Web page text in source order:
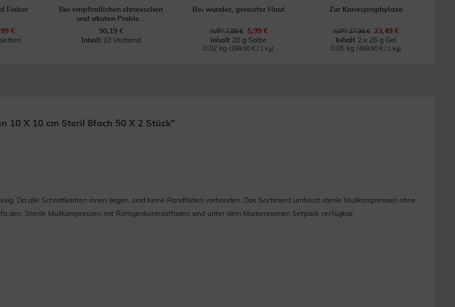
Fieber
€
Bei empfindlichen chronischen
und akuten Proble...
90,19 €
Inhalt 10 Verband
Bei wunder, gereizter Haut
AVP* 7,89 €
5,99 €
Inhalt 20 g Salbe
0.02 kg (299,50 € / 1 kg)
Zur Kariesprophylaxe
AVP* 37,96 €
23,49 €
Inhalt 2 x 25 g Gel
0.05 kg (469,80 € / 1 kg)
10 X 10 cm Steril 8fach 50 X 2 Stück"
Da alle Schnittkanten innen liegen, sind keine Randfäden vorhanden. Das Sortiment umfasst sterile Mullkompressen ohne
den. Sterile Mullkompressen mit Röntgenkontrastfaden sind unter dem Markennamen Setpack verfügbar.